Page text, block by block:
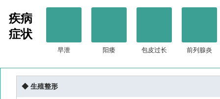
疾病
症状
早泄 阳痿 包皮过长 前列腺炎
◆ 生殖整形